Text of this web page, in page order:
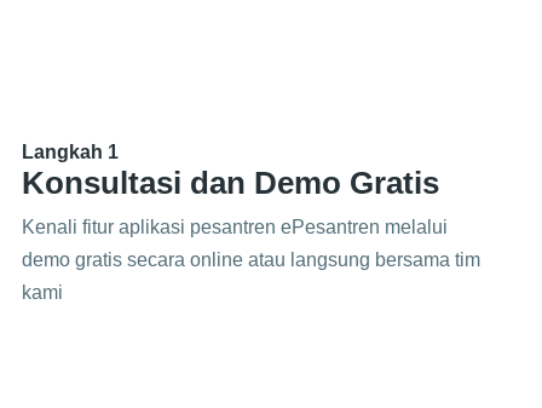
Langkah 1
Konsultasi dan Demo Gratis
Kenali fitur aplikasi pesantren ePesantren melalui
demo gratis secara online atau langsung bersama tim
kami